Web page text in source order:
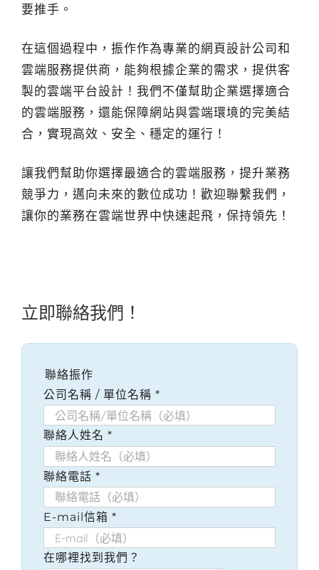
要推手。
在這個過程中，振作作為專業的網頁設計公司和
雲端服務提供商，能夠根據企業的需求，提供客
製的雲端平台設計！我們不僅幫助企業選擇適合
的雲端服務，還能保障網站與雲端環境的完美結
合，實現高效、安全、穩定的運行！
讓我們幫助你選擇最適合的雲端服務，提升業務
競爭力，邁向未來的數位成功！歡迎聯繫我們，
讓你的業務在雲端世界中快速起飛，保持領先！
立即聯絡我們！
聯絡振作
公司名稱 / 單位名稱 *
聯絡人姓名 *
聯絡電話 *
E-mail信箱 *
在哪裡找到我們？